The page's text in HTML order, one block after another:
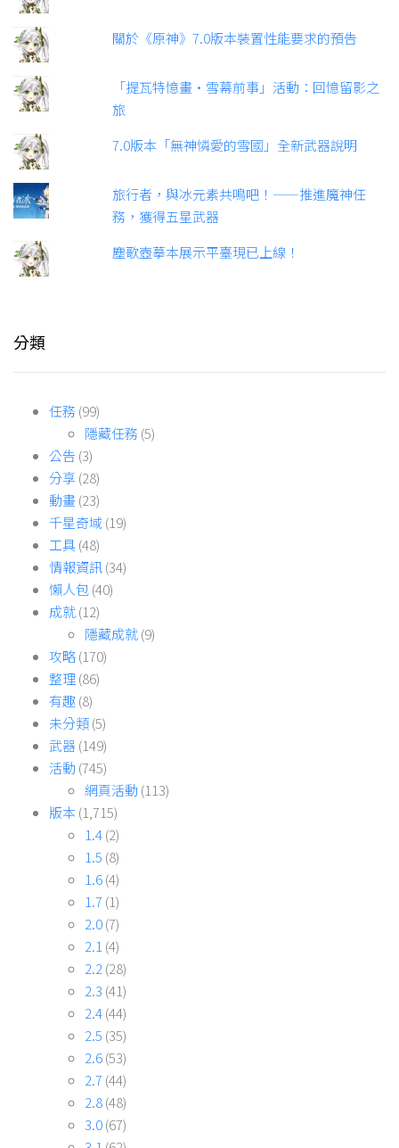
關於《原神》7.0版本裝置性能要求的預告
「提瓦特憶畫·雪幕前事」活動：回憶留影之
旅
7.0版本「無神憐愛的雪國」全新武器說明
旅行者，與冰元素共鳴吧！——推進魔神任
務，獲得五星武器
塵歌壺摹本展示平臺現已上線！
分類
任務 (99)
隱藏任務 (5)
公告 (3)
分享(28)
動畫(23)
千星奇域 (19)
工具(48)
情報資訊(34)
懶人包(40)
成就(12)
隱藏成就(9)
攻略(170)
整理(86)
有趣(8)
未分類(5)
武器(149)
活動 (745)
網頁活動 (113)
版本 (1,715)
1.4(2)
1.5 (8)
1.6(4)
1.7 (1)
2.0(7)
2.1(4)
2.2(28)
2.3 (41)
2.4(44)
2.5 (35)
2.6(53)
2.7 (44)
2.8(48)
3.0(67)